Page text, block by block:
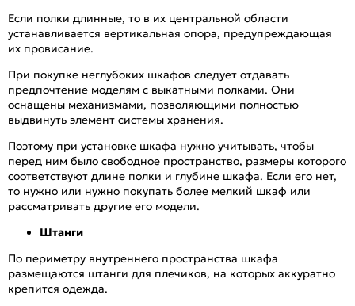
Если полки длинные, то в их центральной области
устанавливается вертикальная опора, предупреждающая
их провисание.
При покупке неглубоких шкафов следует отдавать
предпочтение моделям с выкатными полками. Они
оснащены механизмами, позволяющими полностью
выдвинуть элемент системы хранения.
Поэтому при установке шкафа нужно учитывать, чтобы
перед ним было свободное пространство, размеры которого
соответствуют длине полки и глубине шкафа. Если его нет,
то нужно или нужно покупать более мелкий шкаф или
рассматривать другие его модели.
Штанги
По периметру внутреннего пространства шкафа
размещаются штанги для плечиков, на которых аккуратно
крепится одежда.